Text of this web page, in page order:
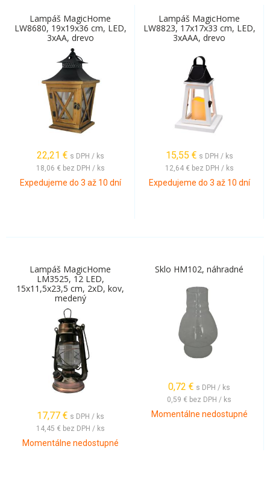
Lampáš MagicHome
LW8680, 19x19x36 cm, LED,
3xAA, drevo
22,21 € s DPH / ks
18,06 € bez DPH / ks
Expedujeme do 3 až 10 dní
Lampáš MagicHome
LW8823, 17x17x33 cm, LED,
3xAAA, drevo
15,55 € s DPH / ks
12,64 € bez DPH / ks
Expedujeme do 3 až 10 dní
Lampáš MagicHome
LM3525, 12 LED,
15x11,5x23,5 cm, 2xD, kov,
medený
17,77 € s DPH / ks
14,45 € bez DPH / ks
Momentálne nedostupné
Sklo HM102, náhradné
0,72 € s DPH / ks
0,59 € bez DPH / ks
Momentálne nedostupné